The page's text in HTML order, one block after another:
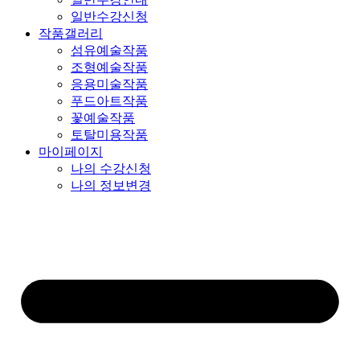
일반수강신청
작품갤러리
섬유예술작품
조형예술작품
응용미술작품
푸드아트작품
꽃예술작품
토탈미용작품
마이페이지
나의 수강신청
나의 정보변경